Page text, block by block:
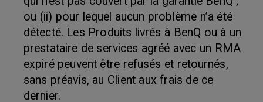
ou (ii) pour lequel aucun problème n’a été
détecté. Les Produits livrés à BenQ ou à un
prestataire de services agréé avec un RMA
expiré peuvent être refusés et retournés,
sans préavis, au Client aux frais de ce
dernier.